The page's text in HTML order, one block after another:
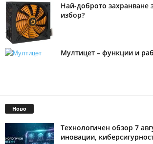
Най-доброто захранване
избор?
Мултицет – функции и
Ново
Технологичен обзор 7
иновации,